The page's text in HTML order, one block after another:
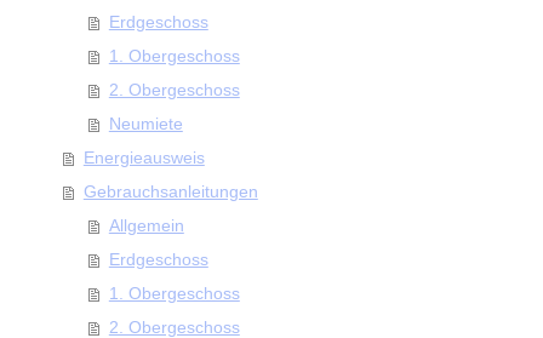
Erdgeschoss
1. Obergeschoss
2. Obergeschoss
Neumiete
Energieausweis
Gebrauchsanleitungen
Allgemein
Erdgeschoss
1. Obergeschoss
2. Obergeschoss